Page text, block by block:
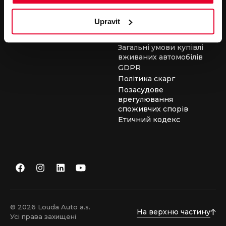
Upravit
засобів
Загальні умови для
виконання сервісних
робіт
Загальні умови купівлі
вживаних автомобілів
GDPR
Політика скарг
Позасудове
врегулювання
споживчих спорів
Етичний кодекс
© 2026 Louda Auto a.s.
Усі права захищені
На верхню частину